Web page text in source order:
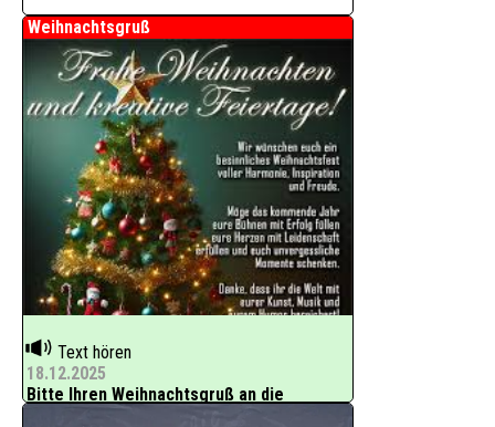
Weihnachtsgruß
Text hören
18.12.2025
Bitte Ihren Weihnachtsgruß an die
Showbranche eintragen.